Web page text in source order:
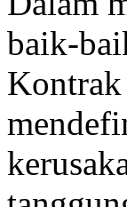
baik-
Kontrak